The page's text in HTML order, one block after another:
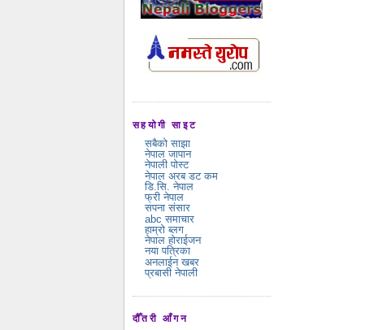
सहयोगी साइट
सबैको साझा
नेपाल जापान
नेपाली पोस्ट
नेपाल अरब डट कम
डि.सि. नेपाल
फ्री नेपाल
सपना संसार
abc समाचार
हाम्रो ब्लग
नेपाल होराईजन
नया पत्रिका
अनलाईन खबर
प्रबासी नेपाली
दौँतरी आँगन